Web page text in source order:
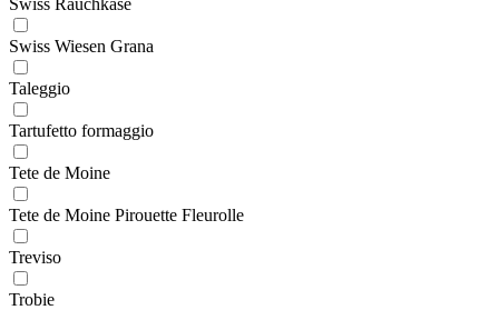
Swiss Wiesen Grana
Taleggio
Tartufetto formaggio
Tete de Moine
Tete de Moine Pirouette Fleurolle
Treviso
Trobie